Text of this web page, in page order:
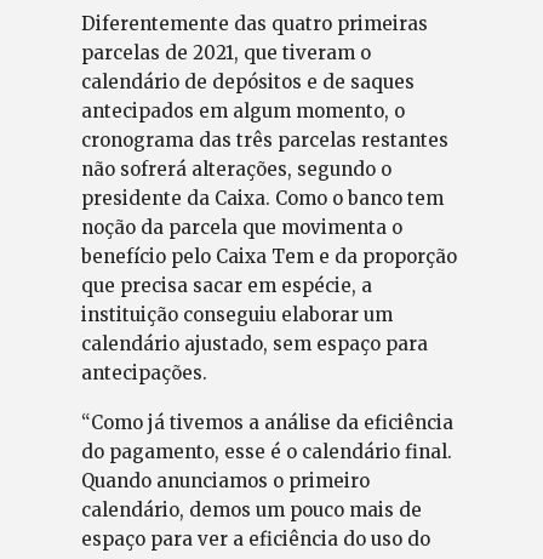
Diferentemente das quatro primeiras
parcelas de 2021, que tiveram o
calendário de depósitos e de saques
antecipados em algum momento, o
cronograma das três parcelas restantes
não sofrerá alterações, segundo o
presidente da Caixa. Como o banco tem
noção da parcela que movimenta o
benefício pelo Caixa Tem e da proporção
que precisa sacar em espécie, a
instituição conseguiu elaborar um
calendário ajustado, sem espaço para
antecipações.
“Como já tivemos a análise da eficiência
do pagamento, esse é o calendário final.
Quando anunciamos o primeiro
calendário, demos um pouco mais de
espaço para ver a eficiência do uso do